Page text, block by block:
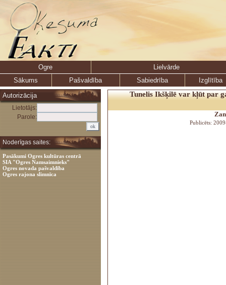
Ogre
Lielvārde
Sākums
Pašvaldība Sabiedrība
Izglītība
Autorizācija
Lietotājs:
Parole:
Noderīgas saites:
Pasākumi Ogres kultūras centrā
SIA "Ogres Namsaimnieks"
Ogres novada pašvaldība
Ogres rajona slimnīca
Tunelis Ikšķilē var kļūt par
Publicēts: